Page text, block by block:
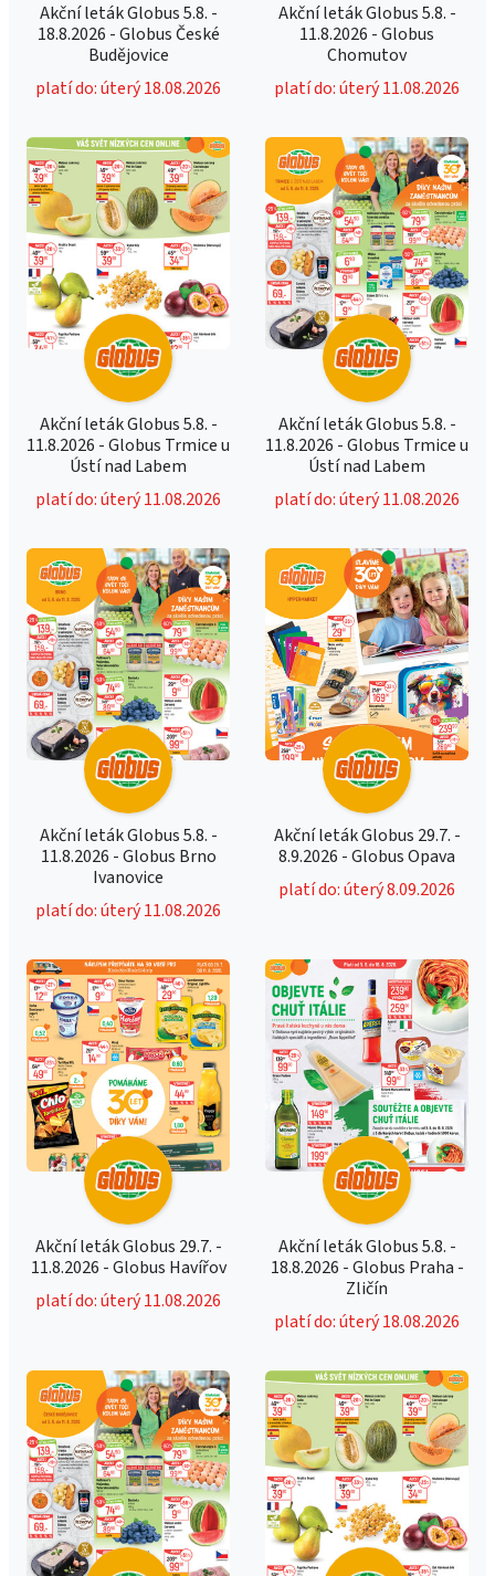
Akční leták Globus 5.8. -
18.8.2026 - Globus České
Budějovice
platí do: úterý 18.08.2026
Akční leták Globus 5.8. -
11.8.2026 - Globus
Chomutov
platí do: úterý 11.08.2026
Akční leták Globus 5.8. -
11.8.2026 - Globus Trmice u
Ústí nad Labem
platí do: úterý 11.08.2026
Akční leták Globus 5.8. -
11.8.2026 - Globus Trmice u
Ústí nad Labem
platí do: úterý 11.08.2026
Akční leták Globus 5.8. -
11.8.2026 - Globus Brno
Ivanovice
platí do: úterý 11.08.2026
Akční leták Globus 29.7. -
8.9.2026 - Globus Opava
platí do: úterý 8.09.2026
Akční leták Globus 29.7. -
11.8.2026 - Globus Havířov
platí do: úterý 11.08.2026
Akční leták Globus 5.8. -
18.8.2026 - Globus Praha -
Zličín
platí do: úterý 18.08.2026